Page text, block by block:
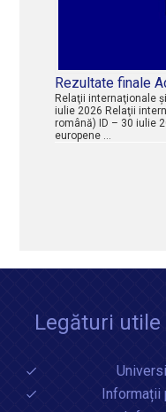
Rezultate finale
Relaţii internaţionale
iulie 2026 Relaţii
română) ID – 30 iulie
europene …
Legături utile
Informații